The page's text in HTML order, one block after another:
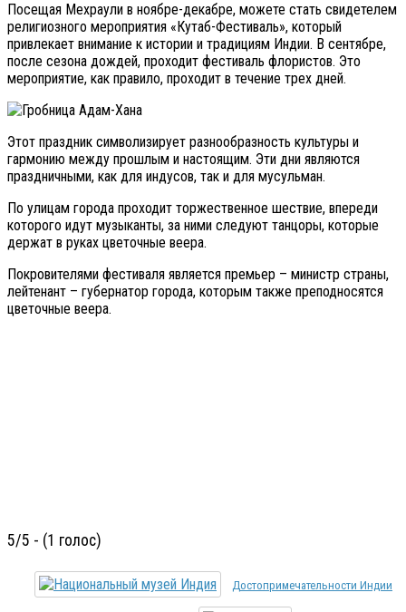
Посещая Мехраули в ноябре-декабре, можете стать свидетелем
религиозного мероприятия «Кутаб-Фестиваль», который
привлекает внимание к истории и традициям Индии. В сентябре,
после сезона дождей, проходит фестиваль флористов. Это
мероприятие, как правило, проходит в течение трех дней.
Этот праздник символизирует разнообразность культуры и
гармонию между прошлым и настоящим. Эти дни являются
праздничными, как для индусов, так и для мусульман.
По улицам города проходит торжественное шествие, впереди
которого идут музыканты, за ними следуют танцоры, которые
держат в руках цветочные веера.
Покровителями фестиваля является премьер – министр страны,
лейтенант – губернатор города, которым также преподносятся
цветочные веера.
5/5 - (1 голос)
Достопримечательности Индии